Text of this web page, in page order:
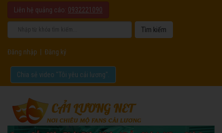
Liên hệ quảng cáo: 0932221090
Đăng nhập Đăng ký
Chia sẻ video "Tôi yêu cải lương".